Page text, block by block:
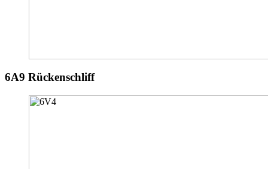
6A9 Rückenschliff